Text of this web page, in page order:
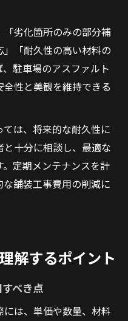
劣化箇所のみの部分補
「耐久性の高い材料の
駐車場のアスファルト
性と美観を維持できる
は、将来的な耐久性に
十分に相談し、最適な
定期メンテナンスを計
舗装工事費用の削減に
解するポイント
べき点
は、単価や数量、材料